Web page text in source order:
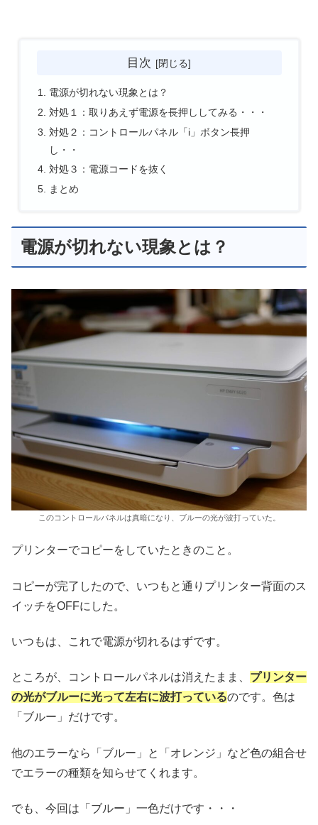
目次
電源が切れない現象とは？
対処１：取りあえず電源を長押ししてみる・・・
対処２：コントロールパネル「i」ボタン長押
し・・
対処３：電源コードを抜く
まとめ
電源が切れない現象とは？
このコントロールパネルは真暗になり、ブルーの光が波打っていた。
プリンターでコピーをしていたときのこと。
コピーが完了したので、いつもと通りプリンター背面のス
イッチをOFFにした。
いつもは、これで電源が切れるはずです。
ところが、コントロールパネルは消えたまま、 プリンター
の光がブルーに光って左右に波打っているのです。色は
「ブルー」だけです。
他のエラーなら「ブルー」と「オレンジ」など色の組合せ
でエラーの種類を知らせてくれます。
でも、今回は「ブルー」一色だけです・・・